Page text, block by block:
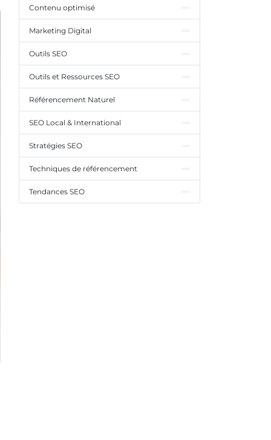
Contenu optimisé
Marketing Digital
Outils SEO
Outils et Ressources SEO
Référencement Naturel
SEO Local & International
Stratégies SEO
Techniques de référencement
Tendances SEO